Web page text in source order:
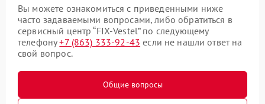
Вы можете ознакомиться с приведенными ниже
часто задаваемыми вопросами, либо обратиться в
сервисный центр “FIX-Vestel” по следующему
телефону+7 (863) 333-92-43 если не нашли ответ на
свой вопрос.
Общие вопросы